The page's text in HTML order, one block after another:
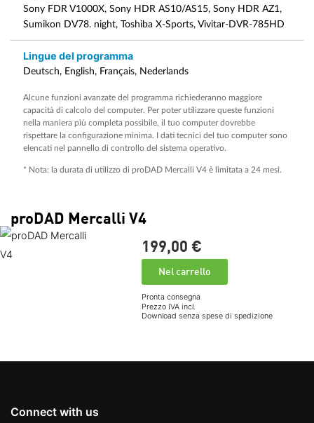
Sony FDR V1000X, Sony HDR AS10/AS15, Sony HDR AZ1,
Sumikon DV78. night, Toshiba X-Sports, Vivitar-DVR-785HD
Lingue del programma
Deutsch, English, Français, Nederlands
Alcune funzioni avanzate del programma richiederanno maggiore
capacità di calcolo del computer. Per poter utilizzare queste funzioni
nella maniera più completa possibile, il tuo computer dovrebbe
rispettare la configurazione minima. I dati tecnici del tuo computer sono
elencati nel pannello di controllo del sistema operativo.
* Nota: la durata di utilizzo di proDAD Mercalli V4 è limitata a 24 mesi.
proDAD Mercalli V4
199,00 €
Nel carrello
Pronta consegna
Prezzo IVA incl.
Download senza spese di spedizione
Connect with us